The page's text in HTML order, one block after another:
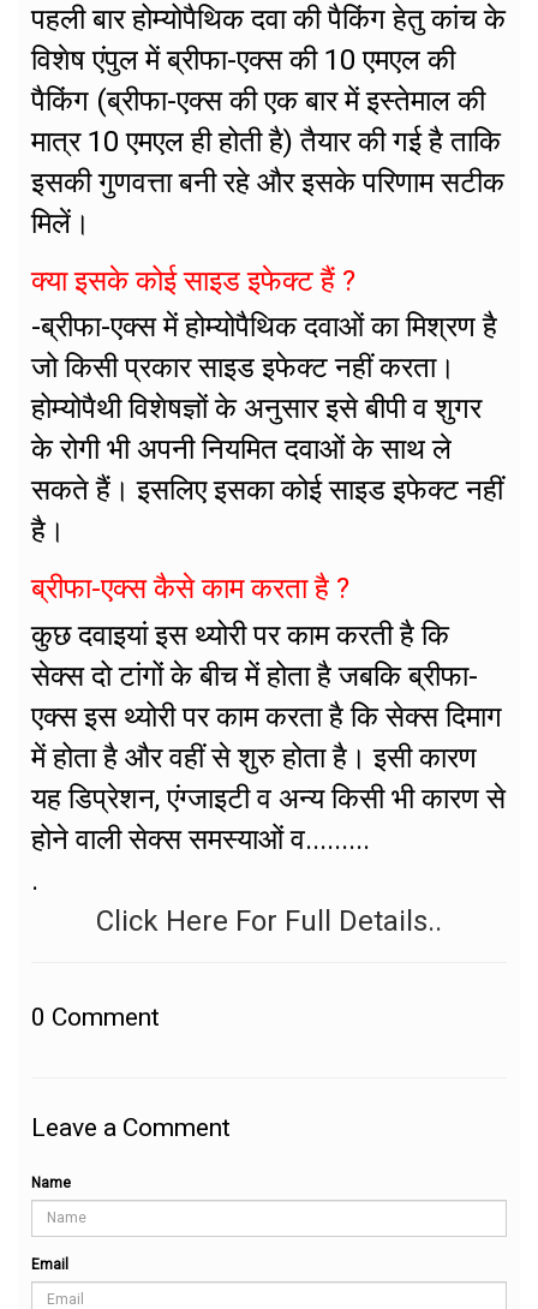
पहली बार होम्योपैथिक दवा की पैकिंग हेतु कांच के
विशेष एंपुल में ब्रीफा-एक्स की 10 एमएल की
पैकिंग (ब्रीफा-एक्स की एक बार में इस्तेमाल की
मात्र 10 एमएल ही होती है) तैयार की गई है ताकि
इसकी गुणवत्ता बनी रहे और इसके परिणाम सटीक
मिलें।
क्या इसके कोई साइड इफेक्ट हैं ?
-ब्रीफा-एक्स में होम्योपैथिक दवाओं का मिश्रण है
जो किसी प्रकार साइड इफेक्ट नहीं करता।
होम्योपैथी विशेषज्ञों के अनुसार इसे बीपी व शुगर
के रोगी भी अपनी नियमित दवाओं के साथ ले
सकते हैं। इसलिए इसका कोई साइड इफेक्ट नहीं
है।
ब्रीफा-एक्स कैसे काम करता है ?
कुछ दवाइयां इस थ्योरी पर काम करती है कि
सेक्स दो टांगों के बीच में होता है जबकि ब्रीफा-
एक्स इस थ्योरी पर काम करता है कि सेक्स दिमाग
में होता है और वहीं से शुरु होता है। इसी कारण
यह डिप्रेशन, एंग्जाइटी व अन्य किसी भी कारण से
होने वाली सेक्स समस्याओं व.........
.
Click Here For Full Details..
0 Comment
Leave a Comment
Name
Email